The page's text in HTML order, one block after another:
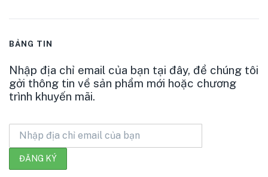
BẢNG TIN
Nhập địa chỉ email của bạn tại đây, để chúng tôi
gởi thông tin về sản phẩm mới hoặc chương
trình khuyến mãi.